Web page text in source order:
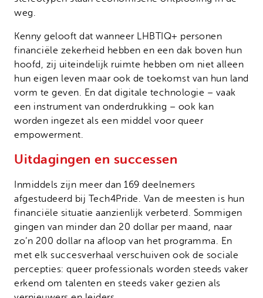
weg.
Kenny gelooft dat wanneer LHBTIQ+ personen
financiële zekerheid hebben en een dak boven hun
hoofd, zij uiteindelijk ruimte hebben om niet alleen
hun eigen leven maar ook de toekomst van hun land
vorm te geven. En dat digitale technologie – vaak
een instrument van onderdrukking – ook kan
worden ingezet als een middel voor queer
empowerment.
Uitdagingen en successen
Inmiddels zijn meer dan 169 deelnemers
afgestudeerd bij Tech4Pride. Van de meesten is hun
financiële situatie aanzienlijk verbeterd. Sommigen
gingen van minder dan 20 dollar per maand, naar
zo’n 200 dollar na afloop van het programma. En
met elk succesverhaal verschuiven ook de sociale
percepties: queer professionals worden steeds vaker
erkend om talenten en steeds vaker gezien als